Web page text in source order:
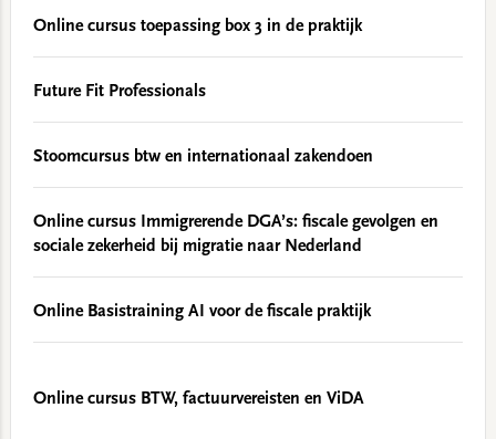
Online cursus toepassing box 3 in de praktijk
Future Fit Professionals
Stoomcursus btw en internationaal zakendoen
Online cursus Immigrerende DGA’s: fiscale gevolgen en
sociale zekerheid bij migratie naar Nederland
Online Basistraining AI voor de fiscale praktijk
Online cursus BTW, factuurvereisten en ViDA